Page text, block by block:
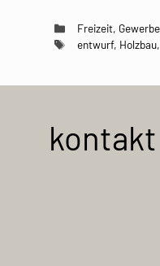
Kategorien
Freizeit, Gewerbe
Schlagwörter
entwurf, Holzbau,
kontakt